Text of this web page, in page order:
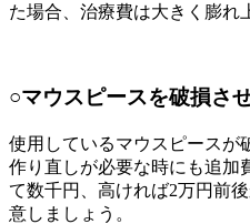
た場合、治療費は大きく膨れ
○マウスピースを破損さ
使用しているマウスピースが
作り直しが必要な時にも追加
て数千円、高ければ2万円前
意しましょう。